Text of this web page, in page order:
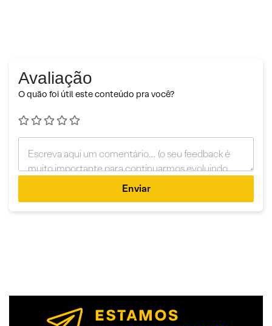
Avaliação
O quão foi útil este conteúdo pra você?
Enviar